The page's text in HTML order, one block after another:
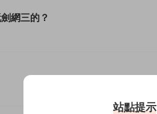
網三的？
站點提示